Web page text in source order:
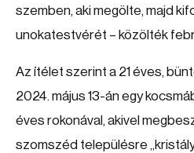
szemben, aki megölte, majd
unokatestvérét – közölték
Az ítélet szerint a 21 éves,
2024. május 13-án egy
éves rokonával, akivel
szomszéd településre